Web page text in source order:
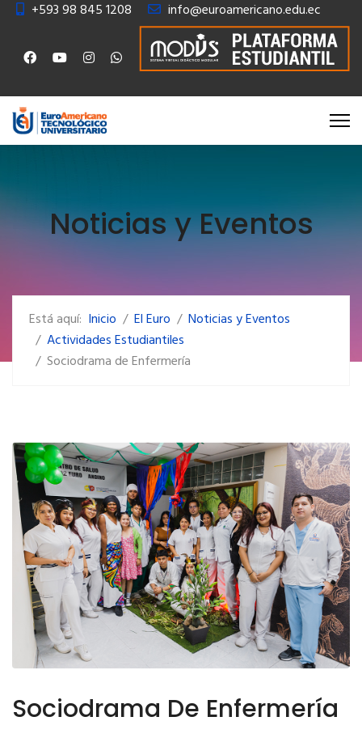
+593 98 845 1208 info@euroamericano.edu.ec
Noticias y Eventos
Está aquí: Inicio El Euro
Noticias y Eventos
Actividades Estudiantiles
Sociodrama de Enfermería
Sociodrama De Enfermería